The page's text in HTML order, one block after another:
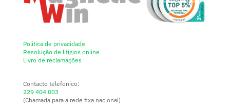
Politica de privacidade
Resolução de litigios online
Livro de reclamações
Contacto telefonico:
229 404 003
(Chamada para a rede fixa nacional)